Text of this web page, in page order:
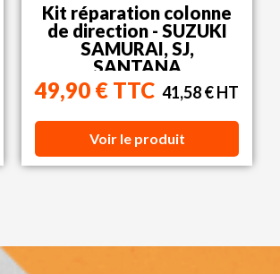
Kit réparation colonne
de direction - SUZUKI
SAMURAI, SJ,
SANTANA
49,90 € TTC 41,58 € HT
Voir le produit